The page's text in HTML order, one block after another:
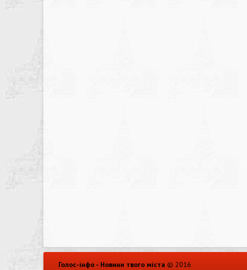
Голос-інфо - Новини твого міста © 2016